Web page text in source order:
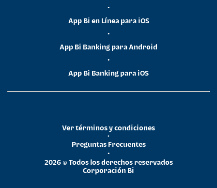
•
App Bi en Línea para iOS
•
App Bi Banking para Android
•
App Bi Banking para iOS
2026 © Todos los derechos reservados
Corporación Bi
•
Preguntas Frecuentes
•
Ver términos y condiciones